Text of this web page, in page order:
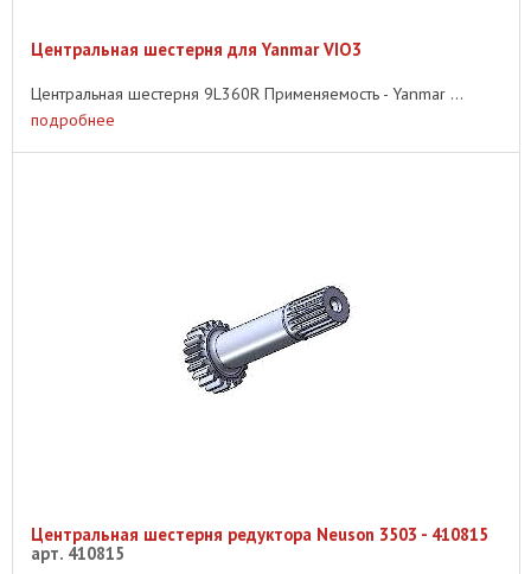
Центральная шестерня для Yanmar VIO3
Центральная шестерня 9L360R Применяемость - Yanmar ...
подробнее
Центральная шестерня редуктора Neuson 3503 - 410815
арт. 410815